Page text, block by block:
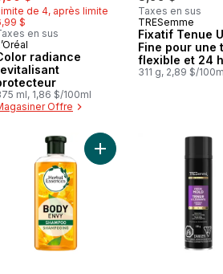
de 4, après limite
$
en sus
radiance
ml, 1,86 $/100ml
Offre
Taxes en sus
TRESemme
Fixatif Tenue
Fine pour une
flexible et 24
de contrôle
311 g, 2,89 $/
de miel au panier
Pur volume 72 H de densité
Ajouter Shampooing